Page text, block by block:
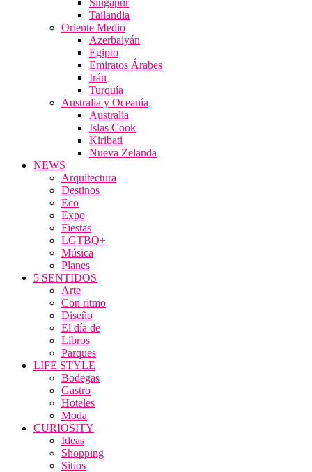
Singapur
Tailandia
Oriente Medio
Azerbaiyán
Egipto
Emiratos Árabes
Irán
Turquía
Australia y Oceanía
Australia
Islas Cook
Kiribati
Nueva Zelanda
NEWS
Arquitectura
Destinos
Eco
Expo
Fiestas
LGTBQ+
Música
Planes
5 SENTIDOS
Arte
Con ritmo
Diseño
El día de
Libros
Parques
LIFE STYLE
Bodegas
Gastro
Hoteles
Moda
CURIOSITY
Ideas
Shopping
Sitios